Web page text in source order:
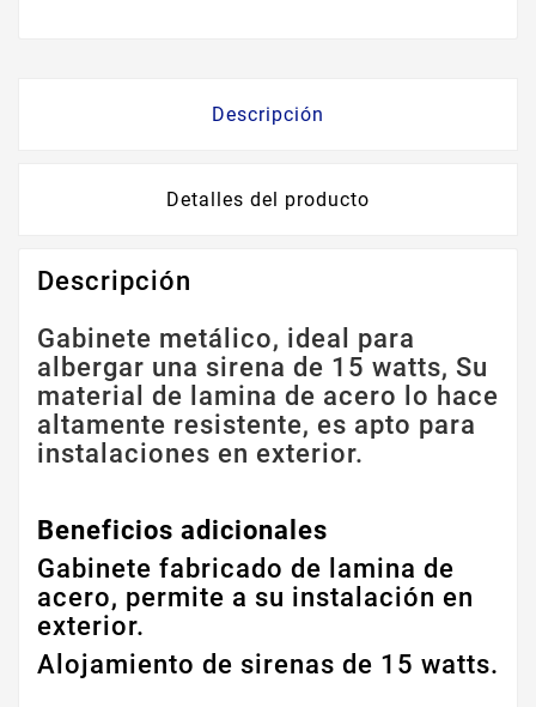
Descripción
Detalles del producto
Descripción
Gabinete metálico, ideal para
albergar una sirena de 15 watts, Su
material de lamina de acero lo hace
altamente resistente, es apto para
instalaciones en exterior.
Beneficios adicionales
Gabinete fabricado de lamina de
acero, permite a su instalación en
exterior.
Alojamiento de sirenas de 15 watts.